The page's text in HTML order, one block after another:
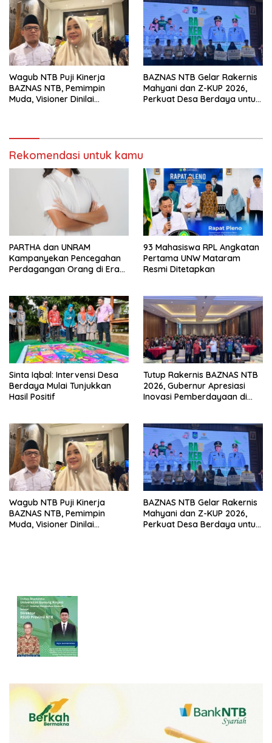
Wagub NTB Puji Kinerja
BAZNAS NTB, Pemimpin
Muda, Visioner Dinilai
BAZNAS NTB Gelar Rakernis
Mahyani dan Z-KUP 2026,
Perkuat Desa Berdaya untuk
Rekomendasi untuk kamu
PARTHA dan UNRAM
Kampanyekan Pencegahan
Perdagangan Orang di Era
93 Mahasiswa RPL Angkatan
Pertama UNW Mataram
Resmi Ditetapkan
Sinta Iqbal: Intervensi Desa
Berdaya Mulai Tunjukkan
Hasil Positif
Tutup Rakernis BAZNAS NTB
2026, Gubernur Apresiasi
Inovasi Pemberdayaan di
Wagub NTB Puji Kinerja
BAZNAS NTB, Pemimpin
Muda, Visioner Dinilai
BAZNAS NTB Gelar Rakernis
Mahyani dan Z-KUP 2026,
Perkuat Desa Berdaya untuk